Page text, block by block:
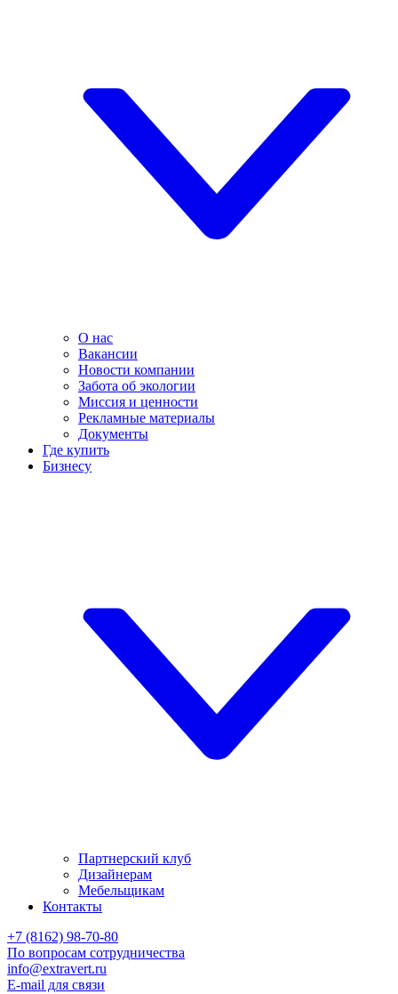
О нас
Вакансии
Новости компании
Забота об экологии
Миссия и ценности
Рекламные материалы
Документы
Где купить
Бизнесу
Партнерский клуб
Дизайнерам
Мебельщикам
Контакты
+7 (8162) 98-70-80
По вопросам сотрудничества
info@extravert.ru
E-mail для связи